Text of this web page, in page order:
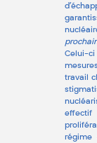
Celui-
travail
régime